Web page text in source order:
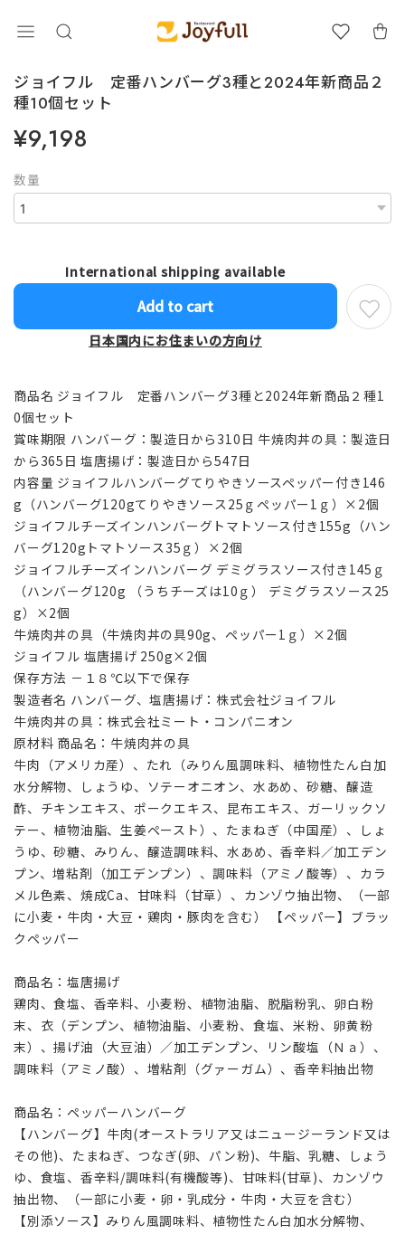
ジョイフル 定番ハンバーグ3種と2024年新商品２
種10個セット
¥9,198
数量
International shipping available
Add to cart
日本国内にお住まいの方向け
商品名 ジョイフル 定番ハンバーグ3種と2024年新商品２種1
0個セット
賞味期限 ハンバーグ：製造日から310日 牛焼肉丼の具：製造日
から365日 塩唐揚げ：製造日から547日
内容量 ジョイフルハンバーグてりやきソースペッパー付き146
g（ハンバーグ120gてりやきソース25ｇペッパー1ｇ）×2個
ジョイフルチーズインハンバーグトマトソース付き155g（ハン
バーグ120gトマトソース35ｇ）×2個
ジョイフルチーズインハンバーグ デミグラスソース付き145ｇ
（ハンバーグ120g （うちチーズは10ｇ） デミグラスソース25
g）×2個
牛焼肉丼の具（牛焼肉丼の具90g、ペッパー1ｇ）×2個
ジョイフル 塩唐揚げ 250g×2個
保存方法 －１８℃以下で保存
製造者名 ハンバーグ、塩唐揚げ：株式会社ジョイフル
牛焼肉丼の具：株式会社ミート・コンパニオン
原材料 商品名：牛焼肉丼の具
牛肉（アメリカ産）、たれ（みりん風調味料、植物性たん白加
水分解物、しょうゆ、ソテーオニオン、水あめ、砂糖、醸造
酢、チキンエキス、ポークエキス、昆布エキス、ガーリックソ
テー、植物油脂、生姜ペースト）、たまねぎ（中国産）、しょ
うゆ、砂糖、みりん、醸造調味料、水あめ、香辛料／加工デン
プン、増粘剤（加工デンプン）、調味料（アミノ酸等）、カラ
メル色素、焼成Ca、甘味料（甘草）、カンゾウ抽出物、（一部
に小麦・牛肉・大豆・鶏肉・豚肉を含む） 【ペッパー】ブラッ
クペッパー
商品名：塩唐揚げ
鶏肉、食塩、香辛料、小麦粉、植物油脂、脱脂粉乳、卵白粉
末、衣（デンプン、植物油脂、小麦粉、食塩、米粉、卵黄粉
末）、揚げ油（大豆油）／加工デンプン、リン酸塩（Ｎａ）、
調味料（アミノ酸）、増粘剤（グァーガム）、香辛料抽出物
商品名：ペッパーハンバーグ
【ハンバーグ】牛肉(オーストラリア又はニュージーランド又は
その他)、たまねぎ、つなぎ(卵、パン粉)、牛脂、乳糖、しょう
ゆ、食塩、香辛料/調味料(有機酸等)、甘味料(甘草)、カンゾウ
抽出物、（一部に小麦・卵・乳成分・牛肉・大豆を含む）
【別添ソース】みりん風調味料、植物性たん白加水分解物、